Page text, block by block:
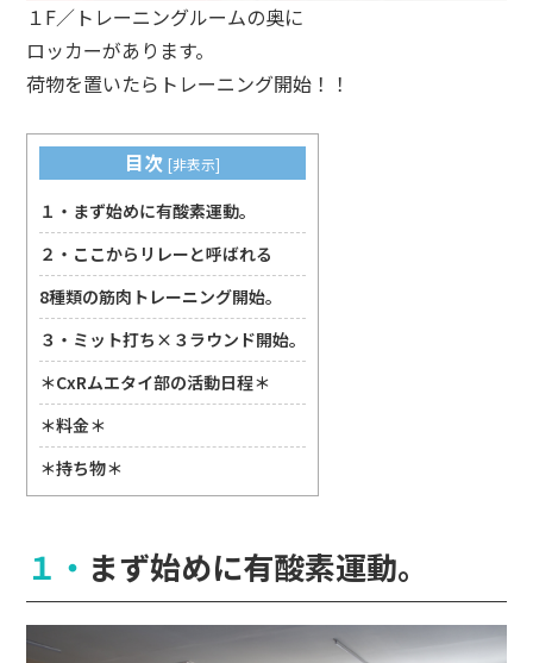
１F／トレーニングルームの奥に
ロッカーがあります。
荷物を置いたらトレーニング開始！！
目次 [非表示]
１・まず始めに有酸素運動。
２・ここからリレーと呼ばれる
8種類の筋肉トレーニング開始。
３・ミット打ち×３ラウンド開始。
＊CxRムエタイ部の活動日程＊
＊料金＊
＊持ち物＊
１・まず始めに有酸素運動。